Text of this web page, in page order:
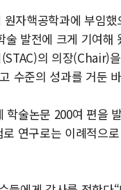
자핵공학과에 부임
술 발전에 크게 기여해
의 의장(Chair)
수준의 성과를 거둔
술논문 200여 편을
연구로는 이례적으